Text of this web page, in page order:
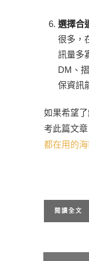
選擇合
很多，
訊量多
DM、
保資訊
如果希望
考此篇文章
都在用的
閱讀全文